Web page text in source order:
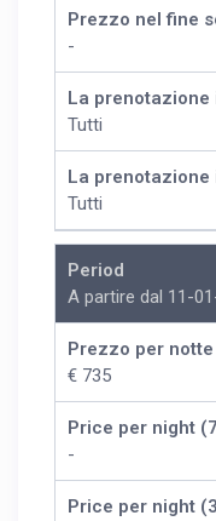
Prezzo nel fine
-
La prenotazione
Tutti
La
Tutti
Period
A partire dal 11-
Prezzo per notte
€ 735
Price per night
-
Price per night